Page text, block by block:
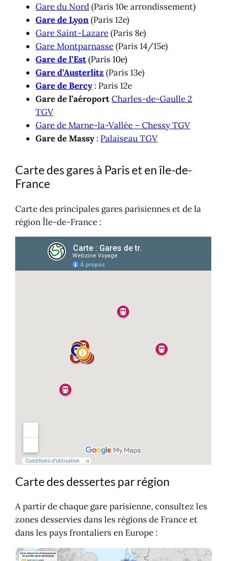
Gare du Nord(Paris 10e arrondissement)
Gare de Lyon(Paris 12e)
Gare Saint-Lazare(Paris 8e)
Gare Montparnasse(Paris 14/15e)
Gare de l’Est(Paris 10e)
Gare d’Austerlitz (Paris 13e)
Gare de Bercy: Paris 12e
Gare de l’aéroportCharles-de-Gaulle 2
TGV
Gare de Marne-la-Vallée – Chessy TGV
Gare de Massy: Palaiseau TGV
Carte des gares à Paris et en île-de-
France
Carte des principales gares parisiennes et de la
région Île-de-France :
Carte des dessertes par région
A partir de chaque gare parisienne, consultez les
zones desservies dans les régions de France et
dans les pays frontaliers en Europe :